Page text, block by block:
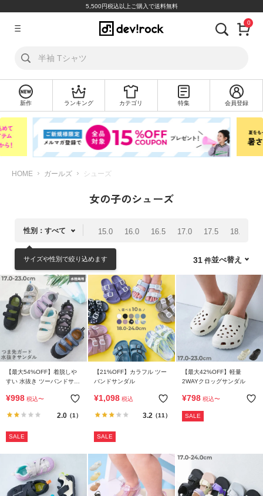
5,500円税込以上ご購入で送料無料
ロ
新
テ
リ
ら
探
す
ラ
ン
キ
ン
か
ら
新
0
新作 ランキング カテゴリ 特集 会員登録
HOME ガールズ シューズ
女の子のシューズ
性別：すべて 15.0 16.0 16.5 17.0 17.5 18.0
サイズや性別で絞り込めます 並べ替え
31
【最大54%OFF】着脱しや
すい 水抜き ツーバンドサン
¥998 税込〜
2.0（1）
SALE
【21%OFF】カラフル ツー
バンドサンダル
¥1,098 税込
3.2（11）
SALE
【最大42%OFF】軽量
2WAYクロッグサンダル
¥798 税込〜
SALE